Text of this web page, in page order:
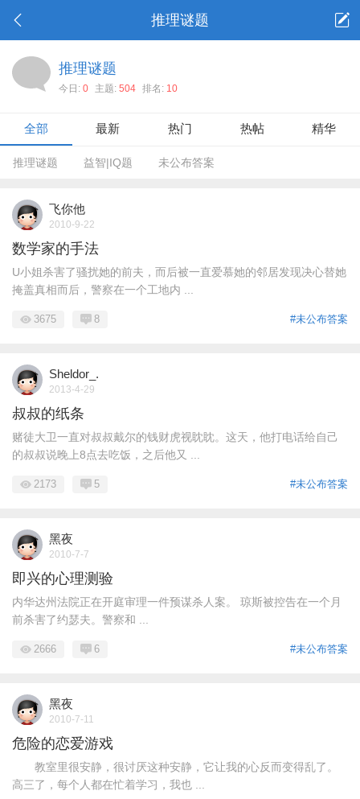
推理谜题
推理谜题
今日: 0 主题: 504 排名: 10
全部 最新 热门 热帖 精华
推理谜题 益智|IQ题 未公布答案
飞你他
2010-9-22
数学家的手法
U小姐杀害了骚扰她的前夫，而后被一直爱慕她的邻居发现决心替她
掩盖真相而后，警察在一个工地内 ...
#未公布答案
3675 8
Sheldor_.
2013-4-29
叔叔的纸条
赌徒大卫一直对叔叔戴尔的钱财虎视眈眈。这天，他打电话给自己
的叔叔说晚上8点去吃饭，之后他又 ...
#未公布答案
2173 5
黑夜
2010-7-7
即兴的心理测验
内华达州法院正在开庭审理一件预谋杀人案。 琼斯被控告在一个月
前杀害了约瑟夫。警察和 ...
#未公布答案
2666 6
黑夜
2010-7-11
危险的恋爱游戏
教室里很安静，很讨厌这种安静，它让我的心反而变得乱了。
高三了，每个人都在忙着学习，我也 ...